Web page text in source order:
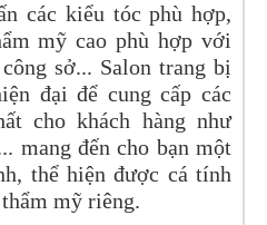
các kiểu tóc phù hợp,
mỹ cao phù hợp với
sở... Salon trang bị
đại để cung cấp các
cho khách hàng như
mang đến cho bạn một
thể hiện được cá tính
mỹ riêng.